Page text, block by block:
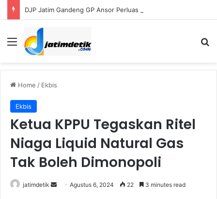
Menu
Home / Ekbis
Ekbis
Ketua KPPU Tegaskan Ritel
Niaga Liquid Natural Gas
Tak Boleh Dimonopoli
jatimdetik Agustus 6, 2024 22 3 minutes read